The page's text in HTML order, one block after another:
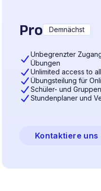
Pro Demnächst
Unbegrenzter
Übungen
Unlimited access to
Übungsteilung für
Schüler- und
Stundenplaner und
Kontaktiere uns